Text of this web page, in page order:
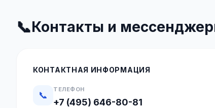
📞Контакты и
КОНТАКТНАЯ ИНФОРМАЦИЯ
📞
ТЕЛЕФОН
+7 (495) 646-80-81